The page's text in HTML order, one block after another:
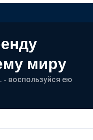
миру
- воспользуйся ею